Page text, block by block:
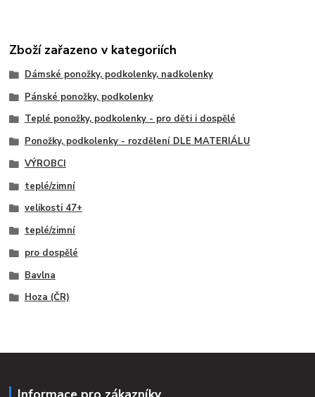
Zboží zařazeno v kategoriích
Dámské ponožky, podkolenky, nadkolenky
Pánské ponožky, podkolenky
Teplé ponožky, podkolenky - pro děti i dospělé
Ponožky, podkolenky - rozdělení DLE MATERIÁLU
VÝROBCI
teplé/zimní
velikosti 47+
teplé/zimní
pro dospělé
Bavlna
Hoza (ČR)